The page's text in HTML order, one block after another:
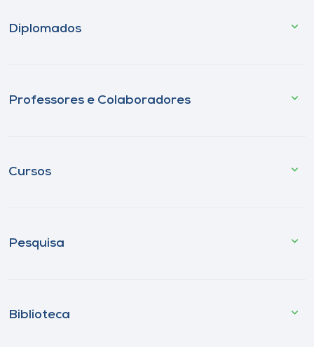
Diplomados
Professores e Colaboradores
Cursos
Pesquisa
Biblioteca